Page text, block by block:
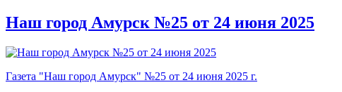
Наш город Амурск №25 от 24 июня 2025
Газета "Наш город Амурск" №25 от 24 июня 2025 г.